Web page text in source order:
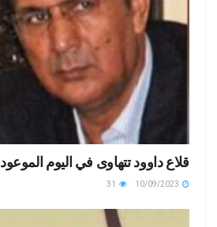
قلاع داوود تتهاوى في اليوم الموعود